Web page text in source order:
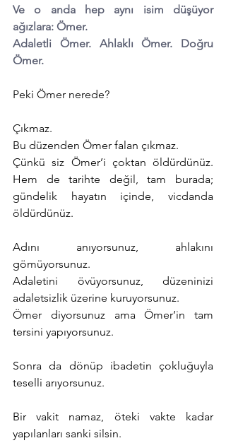
Ve o anda hep aynı isim düşüyor
ağızlara: Ömer.
Adaletli Ömer. Ahlaklı Ömer. Doğru
Ömer.
Peki Ömer nerede?
Çıkmaz.
Bu düzenden Ömer falan çıkmaz.
Çünkü siz Ömer’i çoktan öldürdünüz.
Hem de tarihte değil, tam burada;
gündelik hayatın içinde, vicdanda
öldürdünüz.
Adını anıyorsunuz, ahlakını
gömüyorsunuz.
Adaletini övüyorsunuz, düzeninizi
adaletsizlik üzerine kuruyorsunuz.
Ömer diyorsunuz ama Ömer’in tam
tersini yapıyorsunuz.
Sonra da dönüp ibadetin çokluğuyla
teselli arıyorsunuz.
Bir vakit namaz, öteki vakte kadar
yapılanları sanki silsin.